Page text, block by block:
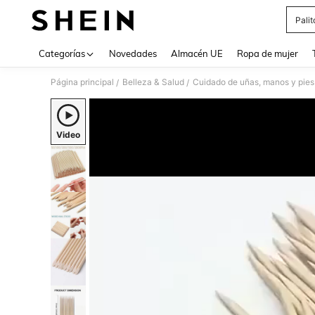
Categorías Novedades Almacén UE Ropa de mujer
Página principal / Belleza & Salud / Cuidado de uñas, manos y pies
Video